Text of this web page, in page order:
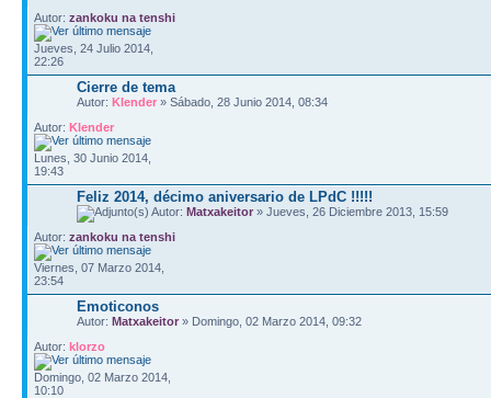
Autor: zankoku na tenshi
Jueves, 24 Julio 2014,
22:26
Cierre de tema
Autor: Klender » Sábado, 28 Junio 2014, 08:34
Autor: Klender
Lunes, 30 Junio 2014,
19:43
Feliz 2014, décimo aniversario de LPdC !!!!!
Autor: Matxakeitor » Jueves, 26 Diciembre 2013, 15:59
Autor: zankoku na tenshi
Viernes, 07 Marzo 2014,
23:54
Emoticonos
Autor: Matxakeitor » Domingo, 02 Marzo 2014, 09:32
Autor: klorzo
Domingo, 02 Marzo 2014,
10:10